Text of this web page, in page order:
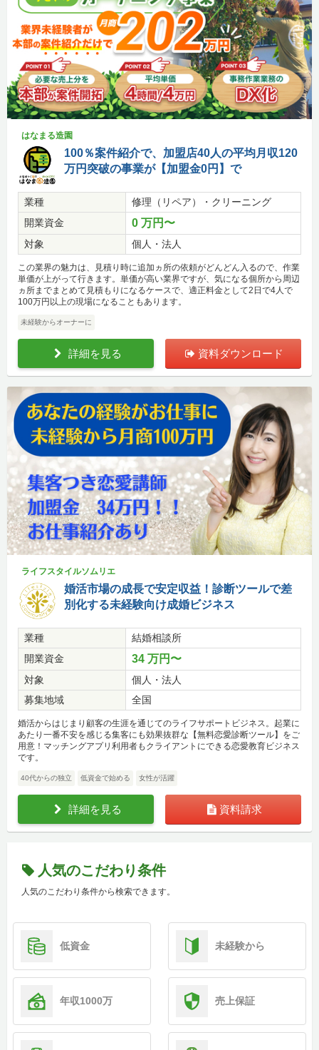
はなまる造園
100％案件紹介で、加盟店40人の平均月収120
万円突破の事業が【加盟金0円】で
業種
修理（リペア）・クリーニング
開業資金
0 万円〜
対象 個人・法人
この業界の魅力は、見積り時に追加ヵ所の依頼がどんどん入るので、作業
単価が上がって行きます。単価が高い業界ですが、気になる個所から周辺
ヵ所までまとめて見積もりになるケースで、適正料金として2日で4人で
100万円以上の現場になることもあります。
未経験からオーナーに
詳細を見る 資料ダウンロード
ライフスタイルソムリエ
婚活市場の成長で安定収益！診断ツールで差
別化する未経験向け成婚ビジネス
業種
結婚相談所
開業資金
34 万円〜
対象
個人・法人
募集地域
全国
婚活からはじまり顧客の生涯を通じてのライフサポートビジネス。起業に
あたり一番不安を感じる集客にも効果抜群な【無料恋愛診断ツール】をご
用意！マッチングアプリ利用者もクライアントにできる恋愛教育ビジネス
です。
40代からの独立 低資金で始める 女性が活躍
詳細を見る 資料請求
人気のこだわり条件
人気のこだわり条件から検索できます。
低資金 未経験から
年収1000万 売上保証